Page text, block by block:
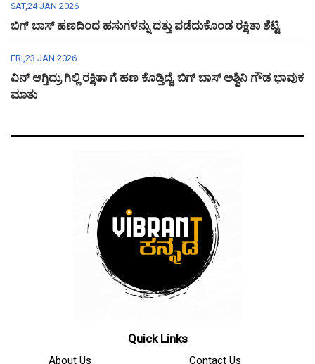
SAT,24 JAN 2026
ಬಿಗ್ ಬಾಸ್ ಹಣದಿಂದ ಹಸುಗಳನ್ನು ದತ್ತು ಪಡೆದುಕೊಂಡ ರಕ್ಷಿತಾ ಶೆಟ್ಟಿ
FRI,23 JAN 2026
ವಿನ್ ಆಗ್ತಿದ್ರು ಗಿಲ್ಲಿ ರಕ್ಷಿತಾ ಗೆ ಹಣ ಕೊಡ್ತಿದ್ದೆ, ಬಿಗ್ ಬಾಸ್ ಅಶ್ವಿನಿ ಗೌಡ ಭಾವುಕ
ಮಾತು
Quick Links
About Us Contact Us